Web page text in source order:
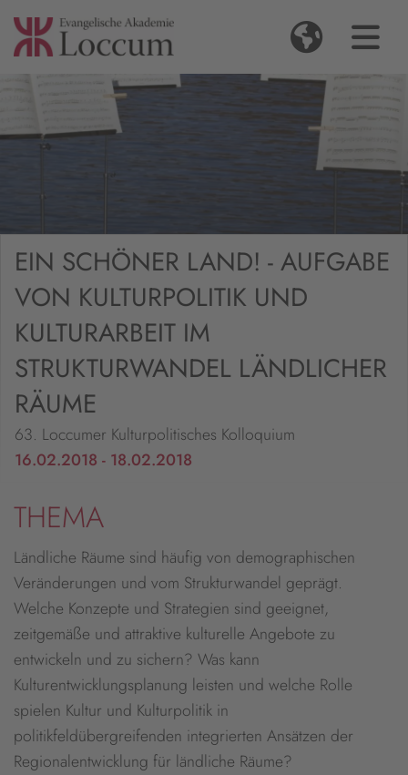
EIN SCHÖNER LAND! - AUFGABE
VON KULTURPOLITIK UND
KULTURARBEIT IM
STRUKTURWANDEL LÄNDLICHER
RÄUME
63. Loccumer Kulturpolitisches Kolloquium
16.02.2018 - 18.02.2018
THEMA
Ländliche Räume sind häufig von demographischen
Veränderungen und vom Strukturwandel geprägt.
Welche Konzepte und Strategien sind geeignet,
zeitgemäße und attraktive kulturelle Angebote zu
entwickeln und zu sichern? Was kann
Kulturentwicklungsplanung leisten und welche Rolle
spielen Kultur und Kulturpolitik in
politikfeldübergreifenden integrierten Ansätzen der
Regionalentwicklung für ländliche Räume?